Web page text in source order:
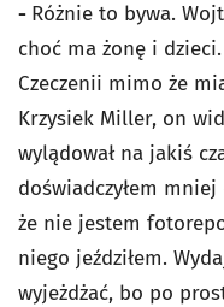
- Różnie to bywa.
choć ma żonę i
Czeczenii mimo że
Krzysiek Miller, on
wylądował na jakiś
doświadczyłem
że nie jestem
niego jeździłem.
wyjeżdżać, bo po